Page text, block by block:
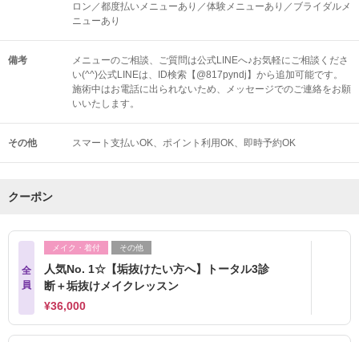
ロン／都度払いメニューあり／体験メニューあり／ブライダルメ
ニューあり
備考
メニューのご相談、ご質問は公式LINEへ♪お気軽にご相談くださ
い(^^)公式LINEは、ID検索【@817pyndj】から追加可能です。
施術中はお電話に出られないため、メッセージでのご連絡をお願
いいたします。
その他 スマート支払いOK ポイント利用OK 即時予約OK
クーポン
全
員
メイク・着付 その他
人気No. 1☆【垢抜けたい方へ】トータル3診
断＋垢抜けメイクレッスン
¥36,000